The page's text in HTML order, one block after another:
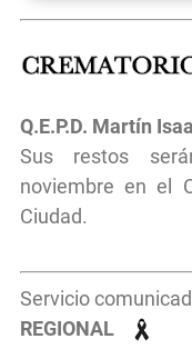
Q.E.P.D. Martín
Sus restos
noviembre en el
Ciudad.
Servicio
REGIONAL